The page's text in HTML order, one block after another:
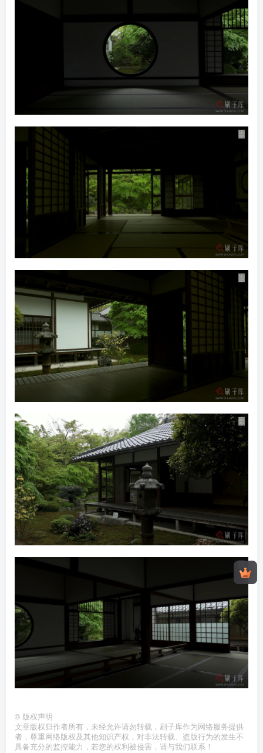
© 版权声明
文章版权归作者所有，未经允许请勿转载，刷子库作为网络服务提供
者，尊重网络版权及其他知识产权，对非法转载、盗版行为的发生不
具备充分的监控能力，若您的权利被侵害，请与我们联系！